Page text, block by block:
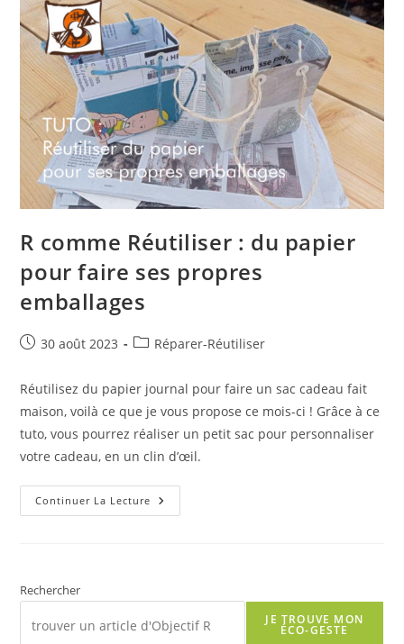
Boîte
À
Outils
!
R comme Réutiliser : du papier
pour faire ses propres
emballages
Publication
30 août 2023
PostRéparer-Réutiliser
Réutilisez du papier journal pour faire un sac cadeau fait
maison, voilà ce que je vous propose ce mois-ci ! Grâce à ce
tuto, vous pourrez réaliser un petit sac pour personnaliser
votre cadeau, en un clin d’œil.
Continuer La Lecture R
Comme
Ses
Emballages
Rechercher
JE TROUVE MON
ÉCO-GESTE